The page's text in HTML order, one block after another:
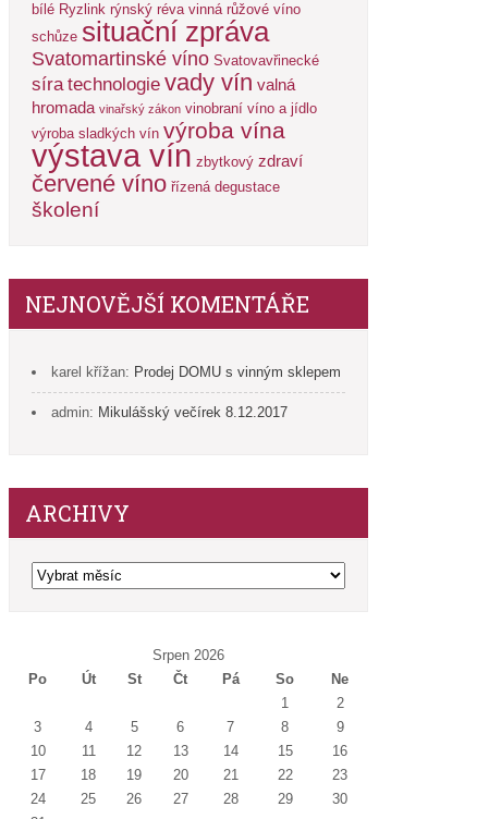
bílé Ryzlink rýnský réva vinná růžové víno
schůze situační zpráva
Svatomartinské víno Svatovavřinecké
síra technologie vady vín valná
hromada vinařský zákon vinobraní víno a jídlo
výroba sladkých vín výroba vína
výstava vín zbytkový zdraví
červené víno řízená degustace
školení
NEJNOVĚJŠÍ KOMENTÁŘE
karel křížan: Prodej DOMU s vinným sklepem
admin: Mikulášský večírek 8.12.2017
ARCHIVY
Archivy
Srpen 2026
Po
Út St Čt Pá So Ne
1
2
3
4 5 6 7 8
9
10
11 12 13 14 15
16
17
18 19 20 21 22
23
24
25 26 27 28 29
30